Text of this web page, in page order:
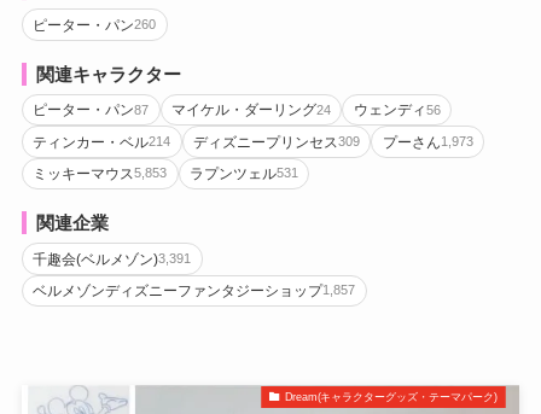
ピーター・パン260
関連キャラクター
ピーター・パン87 マイケル・ダーリング24 ウェンディ56
ティンカー・ベル214 ディズニープリンセス309 プーさん1,973
ミッキーマウス5,853 ラプンツェル531
関連企業
千趣会(ベルメゾン)3,391
ベルメゾンディズニーファンタジーショップ1,857
Dream(キャラクターグッズ・テーマパーク)